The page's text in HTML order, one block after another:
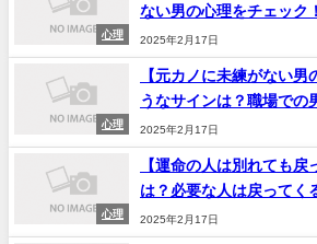
心理
ない男の心理をチェック！
2025年2月17日
心理
【元カノに未練がない
うなサインは？職場での
2025年2月17日
心理
【運命の人は別れても
は？必要な人は戻ってく
2025年2月17日